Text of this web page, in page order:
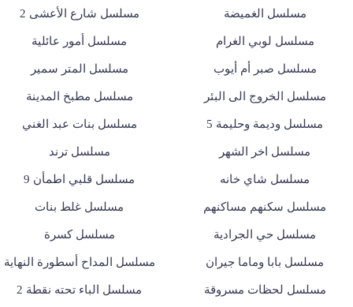
مسلسل الغميضة مسلسل شارع الأعشى 2
مسلسل لوبي الغرام مسلسل أمور عائلية
مسلسل صبر أم أيوب مسلسل المتر سمير
مسلسل الخروج الى البئر مسلسل مطبخ المدينة
مسلسل وديمة وحليمة 5 مسلسل بنات عبد الغني
مسلسل اخر الشهر مسلسل ترند
مسلسل شاي خانه مسلسل قلبي اطمأن 9
مسلسل سكنهم مساكنهم مسلسل غلط بنات
مسلسل حي الجرادية مسلسل كسرة
مسلسل بابا وماما جيران مسلسل المداح أسطورة النهاية
مسلسل لحظات مسروقة مسلسل الباء تحته نقطة 2